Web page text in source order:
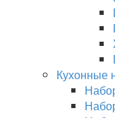
Кухонные